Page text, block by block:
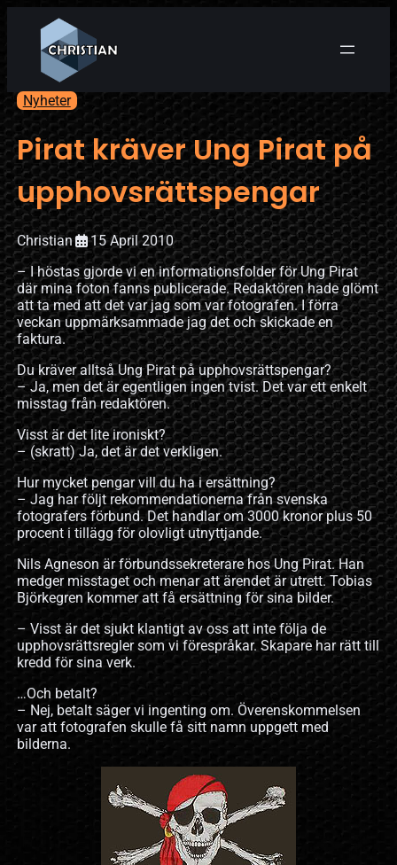
Nyheter
Pirat kräver Ung Pirat på
upphovsrättspengar
Christian
15 April 2010
– I höstas gjorde vi en informationsfolder för Ung Pirat
där mina foton fanns publicerade. Redaktören hade glömt
att ta med att det var jag som var fotografen. I förra
veckan uppmärksammade jag det och skickade en
faktura.
Du kräver alltså Ung Pirat på upphovsrättspengar?
– Ja, men det är egentligen ingen tvist. Det var ett enkelt
misstag från redaktören.
Visst är det lite ironiskt?
– (skratt) Ja, det är det verkligen.
Hur mycket pengar vill du ha i ersättning?
– Jag har följt rekommendationerna från svenska
fotografers förbund. Det handlar om 3000 kronor plus 50
procent i tillägg för olovligt utnyttjande.
Nils Agneson är förbundssekreterare hos Ung Pirat. Han
medger misstaget och menar att ärendet är utrett. Tobias
Björkegren kommer att få ersättning för sina bilder.
– Visst är det sjukt klantigt av oss att inte följa de
upphovsrättsregler som vi förespråkar. Skapare har rätt till
kredd för sina verk.
…Och betalt?
– Nej, betalt säger vi ingenting om. Överenskommelsen
var att fotografen skulle få sitt namn uppgett med
bilderna.